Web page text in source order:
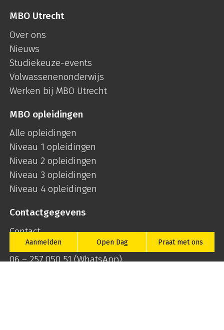
Aanmelden Open Dag Praat met ons
MBO Utrecht
Over ons
Nieuws
Studiekeuze-events
Volwassenenonderwijs
Werken bij MBO Utrecht
MBO opleidingen
Alle opleidingen
Niveau 1 opleidingen
Niveau 2 opleidingen
Niveau 3 opleidingen
Niveau 4 opleidingen
Contactgegevens
Contact
030 – 28 15 100
06 – 257 050 51(WhatsApp)